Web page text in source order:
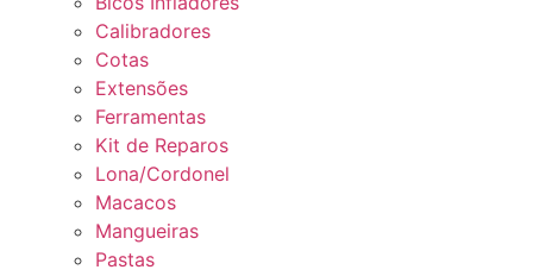
Calibradores
Cotas
Extensões
Ferramentas
Kit de Reparos
Lona/Cordonel
Macacos
Mangueiras
Pastas